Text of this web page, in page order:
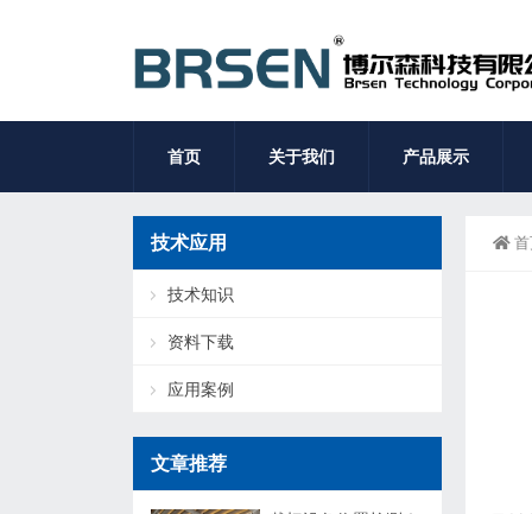
首页 关于我们 产品展示
技术应用
技术知识
资料下载
应用案例
文章推荐